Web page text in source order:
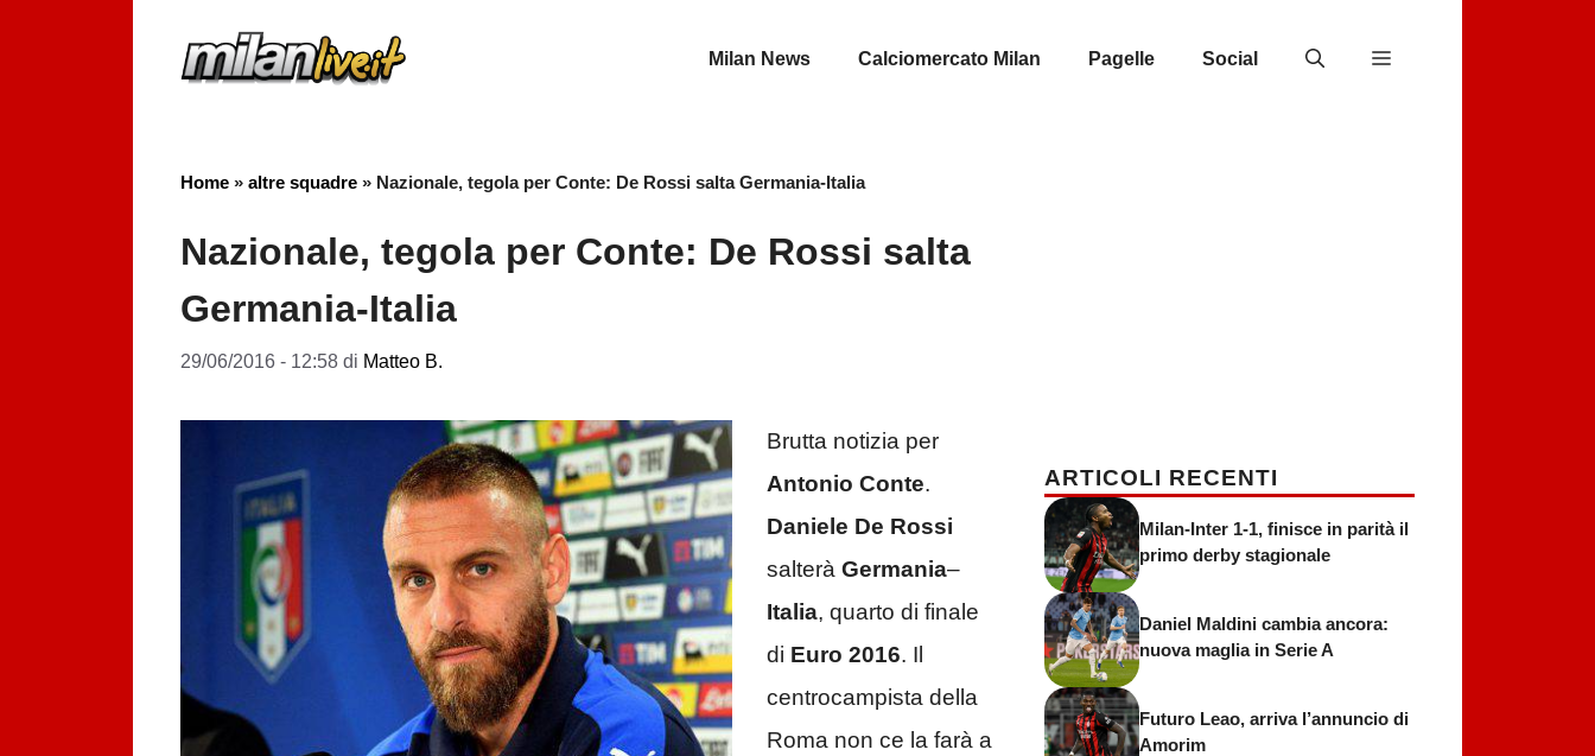
Milan News Calciomercato Milan Pagelle Social
Home » altre squadre » Nazionale, tegola per Conte: De Rossi salta Germania-Italia
Nazionale, tegola per Conte: De Rossi salta
Germania-Italia
29/06/2016 - 12:58 di Matteo B.
Brutta notizia per
Antonio Conte.
Daniele De Rossi
salterà Germania–
Italia, quarto di finale
di Euro 2016. Il
centrocampista della
Roma non ce la farà a
ARTICOLI RECENTI
Milan-Inter 1-1, finisce in parità il
primo derby stagionale
Daniel Maldini cambia ancora:
nuova maglia in Serie A
Futuro Leao, arriva l’annuncio di
Amorim